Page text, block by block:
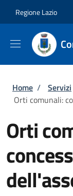
Regione Lazio
Briciole
Home / Servizi
Orti comunali:
Orti